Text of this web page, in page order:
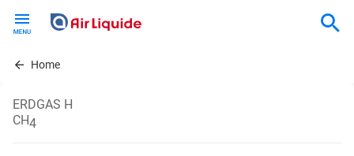
contentHome
ERDGAS H
CH4